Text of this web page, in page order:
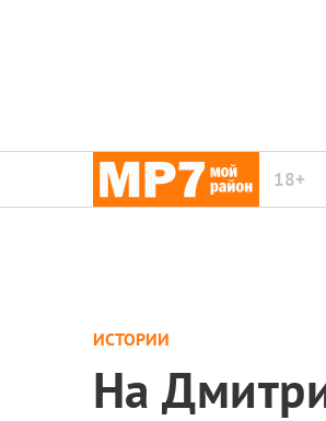
18+
ИСТОРИИ
На